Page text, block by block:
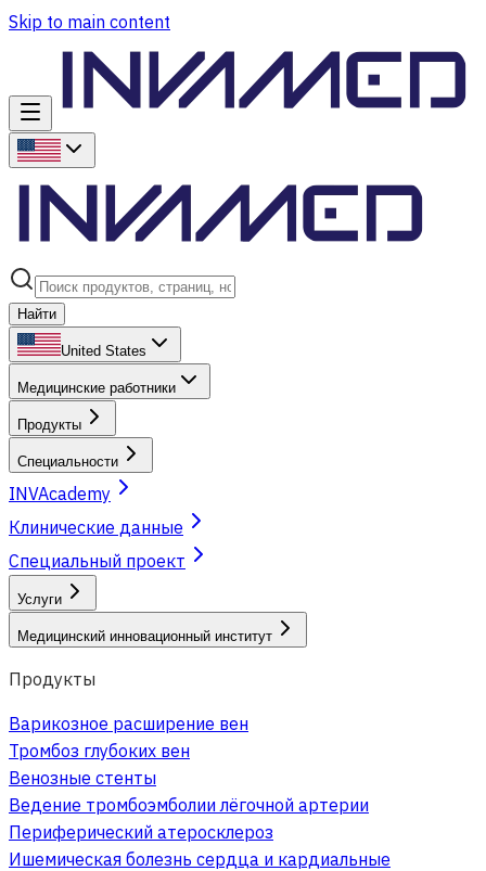
Skip to main content
Найти
United States
Медицинские работники
Продукты
Специальности
INVAcademy
Клинические данные
Специальный проект
Услуги
Медицинский инновационный институт
Продукты
Варикозное расширение вен
Тромбоз глубоких вен
Венозные стенты
Ведение тромбоэмболии лёгочной артерии
Периферический атеросклероз
Ишемическая болезнь сердца и кардиальные